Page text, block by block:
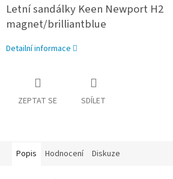
Letní sandálky Keen Newport H2
magnet/brilliantblue
Detailní informace
ZEPTAT SE SDÍLET
Popis Hodnocení Diskuze